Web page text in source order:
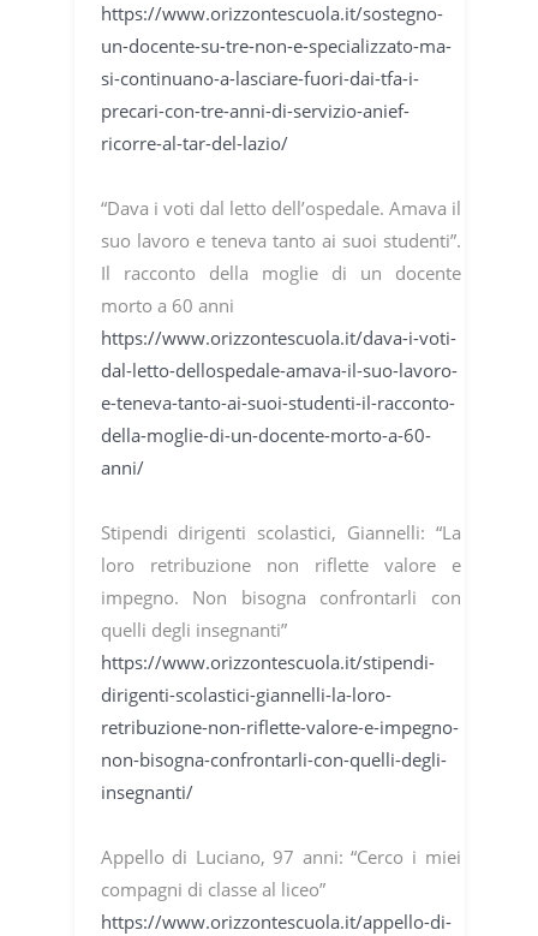
https://www.orizzontescuola.it/sostegno-
un-docente-su-tre-non-e-specializzato-ma-
si-continuano-a-lasciare-fuori-dai-tfa-i-
precari-con-tre-anni-di-servizio-anief-
ricorre-al-tar-del-lazio/
“Dava i voti dal letto dell’ospedale. Amava il
suo lavoro e teneva tanto ai suoi studenti”.
Il racconto della moglie di un docente
morto a 60 anni
https://www.orizzontescuola.it/dava-i-voti-
dal-letto-dellospedale-amava-il-suo-lavoro-
e-teneva-tanto-ai-suoi-studenti-il-racconto-
della-moglie-di-un-docente-morto-a-60-
anni/
Stipendi dirigenti scolastici, Giannelli: “La
loro retribuzione non riflette valore e
impegno. Non bisogna confrontarli con
quelli degli insegnanti”
https://www.orizzontescuola.it/stipendi-
dirigenti-scolastici-giannelli-la-loro-
retribuzione-non-riflette-valore-e-impegno-
non-bisogna-confrontarli-con-quelli-degli-
insegnanti/
Appello di Luciano, 97 anni: “Cerco i miei
compagni di classe al liceo”
https://www.orizzontescuola.it/appello-di-